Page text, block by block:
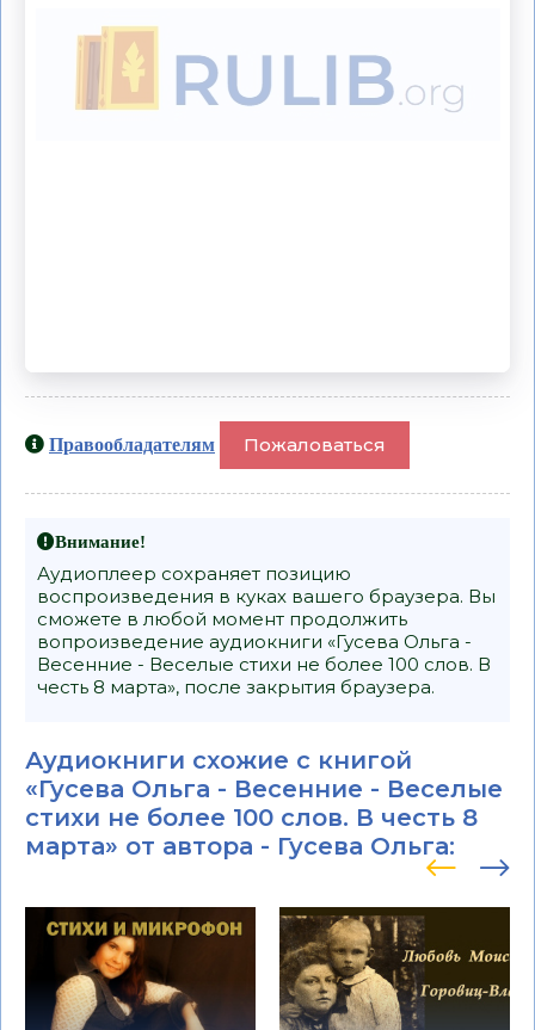
Правообладателям Пожаловаться
Внимание!
Аудиоплеер сохраняет позицию
воспроизведения в куках вашего браузера. Вы
сможете в любой момент продолжить
вопроизведение аудиокниги «Гусева Ольга -
Весенние - Веселые стихи не более 100 слов. В
честь 8 марта», после закрытия браузера.
Аудиокниги схожие с книгой
«Гусева Ольга - Весенние - Веселые
стихи не более 100 слов. В честь 8
марта» от автора - Гусева Ольга: